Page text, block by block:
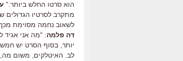
הוא סרטו החלש ביותר."
מתקרב לסרטיו הגדולים
לשאוב נחמה מסוימת מכך
דה פלמה: "מה אני אגיד
יותר, בסוף הסרט יש
לב. האיטלקים, משום